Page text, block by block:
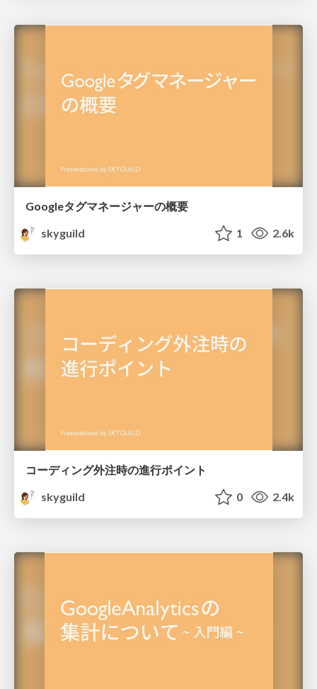
Googleタグマネージャーの概要
skyguild
1 2.6k
コーディング外注時の進行ポイント
skyguild
0 2.4k